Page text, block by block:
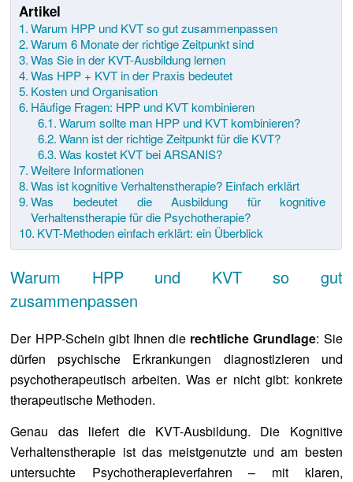
Artikel
Warum HPP und KVT so gut zusammenpassen
Warum 6 Monate der richtige Zeitpunkt sind
Was Sie in der KVT-Ausbildung lernen
Was HPP + KVT in der Praxis bedeutet
Kosten und Organisation
Häufige Fragen: HPP und KVT kombinieren
Warum sollte man HPP und KVT kombinieren?
Wann ist der richtige Zeitpunkt für die KVT?
Was kostet KVT bei ARSANIS?
Weitere Informationen
Was ist kognitive Verhaltenstherapie? Einfach erklärt
Was bedeutet die Ausbildung für kognitive
Verhaltenstherapie für die Psychotherapie?
KVT-Methoden einfach erklärt: ein Überblick
Warum HPP und KVT so gut
zusammenpassen
Der HPP-Schein gibt Ihnen die rechtliche Grundlage: Sie
dürfen psychische Erkrankungen diagnostizieren und
psychotherapeutisch arbeiten. Was er nicht gibt: konkrete
therapeutische Methoden.
Genau das liefert die KVT-Ausbildung. Die Kognitive
Verhaltenstherapie ist das meistgenutzte und am besten
untersuchte Psychotherapieverfahren – mit klaren,